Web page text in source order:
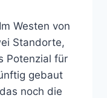
Westen von
Standorte,
Potenzial für
gebaut
noch die